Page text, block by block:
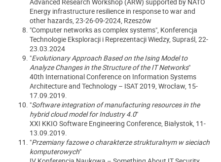
Energy infrastructure resilience in response to war and
other hazards, 23-26-09-2024, Rzeszów
"Computer networks as complex systems", Konferencja
Technologie Eksploracji i Reprezentacji Wiedzy, Supraśl, 22-
23.03.2024
"Evolutionary Approach Based on the Ising Model to
Analyze Changes in the Structure of the IT Networks"
40th International Conference on Information Systems
Architecture and Technology – ISAT 2019, Wrocław, 15-
17.09.2019.
"Software integration of manufacturing resources in the
hybrid cloud model for Industry 4.0"
XXI KKIO Software Engineering Conference, Białystok, 11-
13.09.2019.
"Przemiany fazowe o charakterze strukturalnym w sieciach
komputerowych"